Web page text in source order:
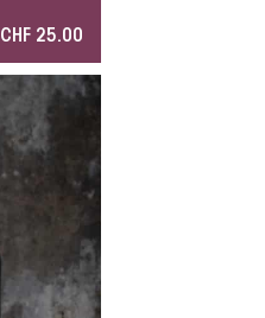
CHF 25.00